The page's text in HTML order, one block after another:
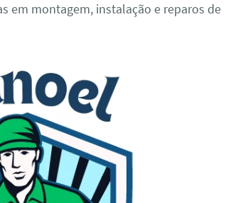
em montagem, instalação e reparos de